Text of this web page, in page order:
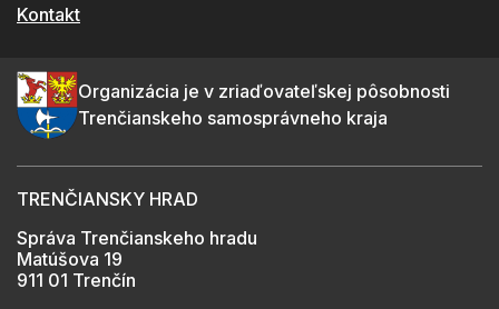
Kontakt
Organizácia je v zriaďovateľskej pôsobnosti
Trenčianskeho samosprávneho kraja
TRENČIANSKY HRAD
Správa Trenčianskeho hradu
Matúšova 19
911 01 Trenčín